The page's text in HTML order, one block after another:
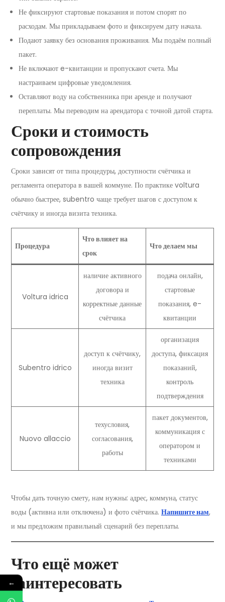
Не фиксируют стартовые показания и потом спорят по
расходам. Мы прикладываем фото и фиксируем дату начала.
Подают заявку без основания проживания. Мы подаём полный
пакет.
Не включают e-квитанции и пропускают счета. Мы
настраиваем цифровые уведомления.
Оставляют воду на собственника при аренде и получают
переплаты. Мы переводим на арендатора с точной датой старта.
Сроки и стоимость
сопровождения
Сроки зависят от типа процедуры, доступности счётчика и
регламента оператора в вашей коммуне. По практике voltura
обычно быстрее, subentro чаще требует шагов с доступом к
счётчику и иногда визита техника.
Процедура
Что влияет на
срок
Что делаем мы
Voltura idrica
наличие активного
договора и
корректные данные
счётчика
подача онлайн,
стартовые
показания, e-
квитанции
Subentro idrico
доступ к счётчику,
иногда визит
техника
организация
доступа, фиксация
показаний,
контроль
подтверждения
Nuovo allaccio
техусловия,
согласования,
работы
пакет документов,
коммуникация с
оператором и
техниками
Чтобы дать точную смету, нам нужны: адрес, коммуна, статус
воды (активна или отключена) и фото счётчика. Напишите нам,
и мы предложим правильный сценарий без переплаты.
Что ещё может
заинтересовать
←